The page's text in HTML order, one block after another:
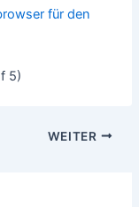
für den
5)
WEITER